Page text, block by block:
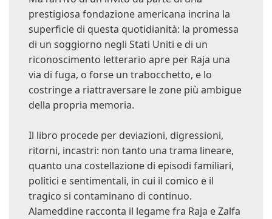
prestigiosa fondazione americana incrina la
superficie di questa quotidianità: la promessa
di un soggiorno negli Stati Uniti e di un
riconoscimento letterario apre per Raja una
via di fuga, o forse un trabocchetto, e lo
costringe a riattraversare le zone più ambigue
della propria memoria.
Il libro procede per deviazioni, digressioni,
ritorni, incastri: non tanto una trama lineare,
quanto una costellazione di episodi familiari,
politici e sentimentali, in cui il comico e il
tragico si contaminano di continuo.
Alameddine racconta il legame fra Raja e Zalfa